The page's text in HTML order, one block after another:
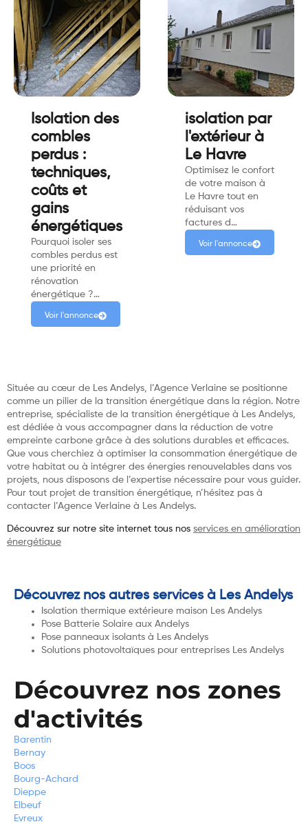
Isolation des
combles
perdus :
techniques,
coûts et
gains
énergétiques
Pourquoi isoler ses
combles perdus est
une priorité en
rénovation
énergétique ?…
Voir l'annonce
isolation par
l'extérieur à
Le Havre
Optimisez le confort
de votre maison à
Le Havre tout en
réduisant vos
factures d…
Voir l'annonce
Située au cœur de Les Andelys, l’Agence Verlaine se positionne
comme un pilier de la transition énergétique dans la région. Notre
entreprise, spécialiste de la transition énergétique à Les Andelys,
est dédiée à vous accompagner dans la réduction de votre
empreinte carbone grâce à des solutions durables et efficaces.
Que vous cherchiez à optimiser la consommation énergétique de
votre habitat ou à intégrer des énergies renouvelables dans vos
projets, nous disposons de l’expertise nécessaire pour vous guider.
Pour tout projet de transition énergétique, n’hésitez pas à
contacter l’Agence Verlaine à Les Andelys.
Découvrez sur notre site internet tous nos services en amélioration
énergétique
Découvrez nos autres services à Les Andelys
Isolation thermique extérieure maison Les Andelys
Pose Batterie Solaire aux Andelys
Pose panneaux isolants à Les Andelys
Solutions photovoltaïques pour entreprises Les Andelys
Découvrez nos zones
d'activités
Barentin
Bernay
Boos
Bourg-Achard
Dieppe
Elbeuf
Evreux